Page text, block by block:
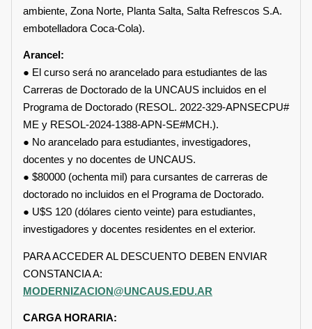
ambiente, Zona Norte, Planta Salta, Salta Refrescos S.A.
embotelladora Coca-Cola).
Arancel:
● El curso será no arancelado para estudiantes de las
Carreras de Doctorado de la UNCAUS incluidos en el
Programa de Doctorado (RESOL. 2022-329-APNSECPU#
ME y RESOL-2024-1388-APN-SE#MCH.).
● No arancelado para estudiantes, investigadores,
docentes y no docentes de UNCAUS.
● $80000 (ochenta mil) para cursantes de carreras de
doctorado no incluidos en el Programa de Doctorado.
● U$S 120 (dólares ciento veinte) para estudiantes,
investigadores y docentes residentes en el exterior.
PARA ACCEDER AL DESCUENTO DEBEN ENVIAR
CONSTANCIA A:
MODERNIZACION@UNCAUS.EDU.AR
CARGA HORARIA: